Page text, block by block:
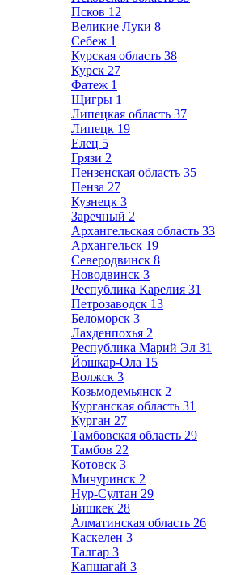
Псков 12
Великие Луки 8
Себеж 1
Курская область 38
Курск 27
Фатеж 1
Щигры 1
Липецкая область 37
Липецк 19
Елец 5
Грязи 2
Пензенская область 35
Пенза 27
Кузнецк 3
Заречный 2
Архангельская область 33
Архангельск 19
Северодвинск 8
Новодвинск 3
Республика Карелия 31
Петрозаводск 13
Беломорск 3
Лахденпохья 2
Республика Марий Эл 31
Йошкар-Ола 15
Волжск 3
Козьмодемьянск 2
Курганская область 31
Курган 27
Тамбовская область 29
Тамбов 22
Котовск 3
Мичуринск 2
Нур-Султан 29
Бишкек 28
Алматинская область 26
Каскелен 3
Талгар 3
Капшагай 3